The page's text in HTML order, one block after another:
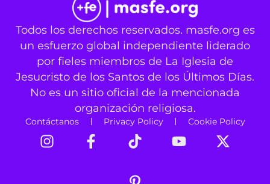
Todos los derechos reservados. masfe.org es
un esfuerzo global independiente liderado
por fieles miembros de La Iglesia de
Jesucristo de los Santos de los Últimos Días.
No es un sitio oficial de la mencionada
organización religiosa.
Contáctanos Privacy Policy Cookie Policy